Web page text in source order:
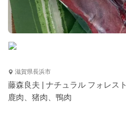
滋賀県長浜市
藤森良夫 | ナチュラル フォレスト
鹿肉、猪肉、鴨肉